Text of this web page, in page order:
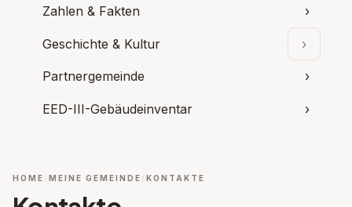
Zahlen & Fakten ›
Geschichte & Kultur ›
Partnergemeinde
›
EED-III-Gebäudeinventar ›
HOME MEINE GEMEINDE KONTAKTE